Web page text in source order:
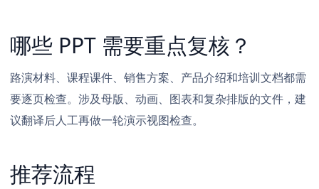
哪些 PPT 需要重点复核？
路演材料、课程课件、销售方案、产品介绍和培训文档都需
要逐页检查。涉及母版、动画、图表和复杂排版的文件，建
议翻译后人工再做一轮演示视图检查。
推荐流程